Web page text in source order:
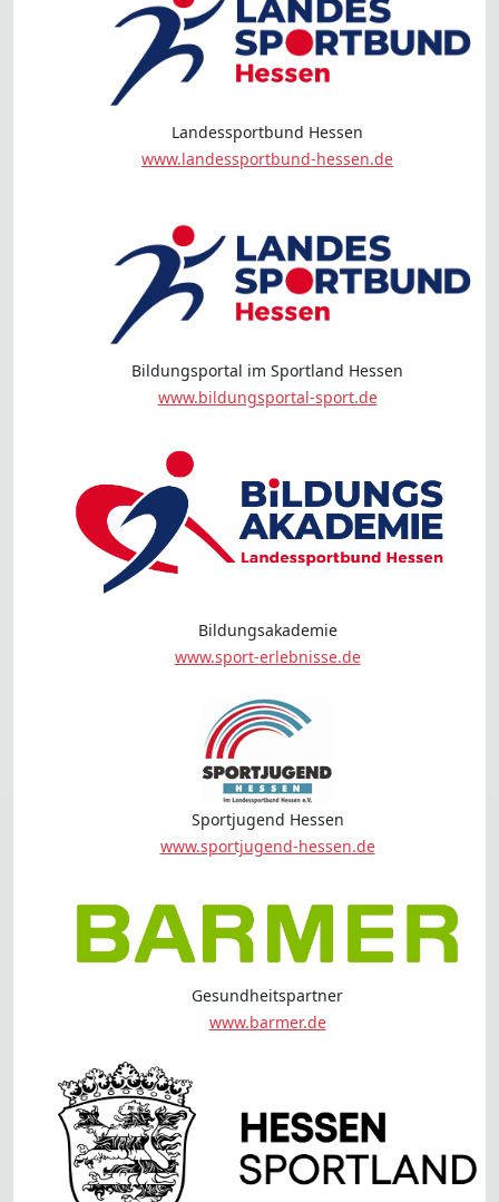
Landessportbund Hessen
www.landessportbund-hessen.de
Bildungsportal im Sportland Hessen
www.bildungsportal-sport.de
Bildungsakademie
www.sport-erlebnisse.de
Sportjugend Hessen
www.sportjugend-hessen.de
Gesundheitspartner
www.barmer.de